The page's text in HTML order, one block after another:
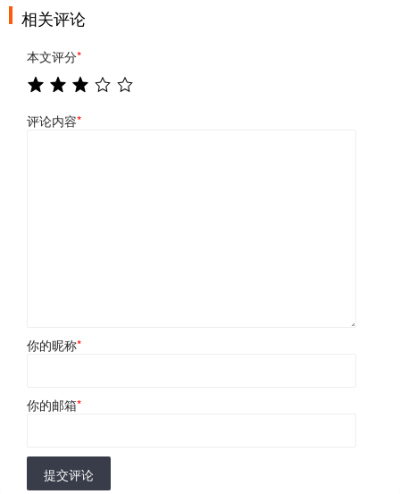
相关评论
本文评分*
评论内容*
你的昵称*
你的邮箱*
提交评论